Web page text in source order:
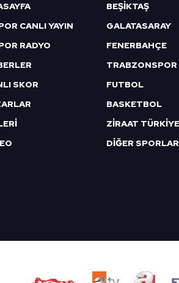
CANLI YAYIN
RADYO
SKOR
BEŞİKTAŞ
GALATASARAY
FENERBAHÇE
TRABZONSPOR
FUTBOL
BASKETBOL
DİĞER SPORLAR